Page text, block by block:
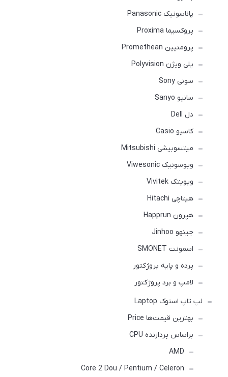
پاناسونیک Panasonic
پروکسیما Proxima
پرومتیین Promethean
پلی ویژن Polyvision
سونی Sony
سانیو Sanyo
دل Dell
کاسیو Casio
میتسوبیشی Mitsubishi
ویوسونیک Viwesonic
ویویتک Vivitek
هیتاچی Hitachi
هپرون Happrun
جینهو Jinhoo
اسمونت SMONET
پرده و پایه پروژکتور
لامپ و برد پروژکتور
لپ تاپ استوک Laptop
بهترین قیمت‌ها Price
براساس پردازنده CPU
AMD
Core 2 Dou / Pentium / Celeron